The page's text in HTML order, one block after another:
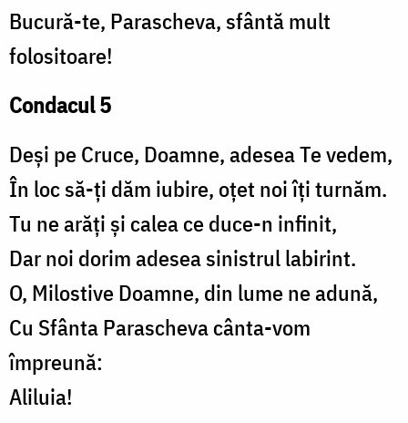
Bucură-te, Parascheva, sfântă mult
folositoare!
Condacul 5
Deși pe Cruce, Doamne, adesea Te vedem,
În loc să-ți dăm iubire, oțet noi îți turnăm.
Tu ne arăți și calea ce duce-n infinit,
Dar noi dorim adesea sinistrul labirint.
O, Milostive Doamne, din lume ne adună,
Cu Sfânta Parascheva cânta-vom
împreună:
Aliluia!